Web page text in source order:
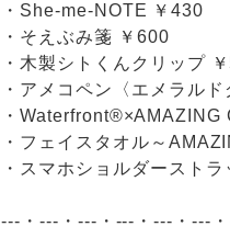
・She-me-NOTE ￥430
・そえぶみ箋 ￥600
・木製シトくんクリップ
・アメコペン〈エメラル
・
・フェイスタオル～
・スマホショルダースト
---・---・---・---・---・---